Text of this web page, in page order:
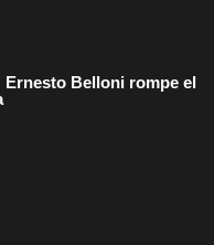
Belloni rompe el